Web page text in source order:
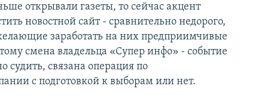
открывали газеты, то сейчас акцент
новостной сайт - сравнительно недорого,
заработать на них предприимчивые
смена владельца «Супер инфо» - событие
судить, связана операция по
с подготовкой к выборам или нет.